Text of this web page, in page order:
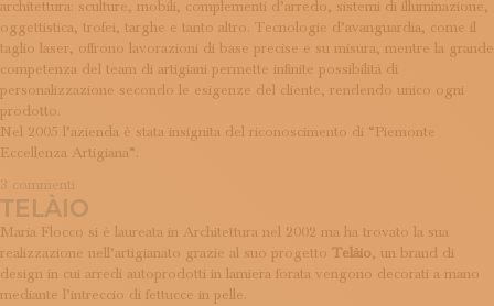
ISCRIVITI ALLA NEWSLETTER
SOSTIENICI
MAGAZINE
TUTTI I CONTENUTI
NEWS
INTERVISTE
ITINERARI
ISCRIVITI
LOGIN
architettura: sculture, mobili, complementi d’arredo, sistemi di illuminazione,
oggettistica, trofei, targhe e tanto altro. Tecnologie d’avanguardia, come il
taglio laser, offrono lavorazioni di base precise e su misura, mentre la grande
competenza del team di artigiani permette infinite possibilità di
personalizzazione secondo le esigenze del cliente, rendendo unico ogni
prodotto.
Nel 2005 l’azienda è stata insignita del riconoscimento di “Piemonte
Eccellenza Artigiana”.
3 commenti
Vibel
Design
TELÀIO
Maria Flocco si è laureata in Architettura nel 2002 ma ha trovato la sua
realizzazione nell’artigianato grazie al suo progetto Telàio, un brand di
design in cui arredi autoprodotti in lamiera forata vengono decorati a mano
mediante l’intreccio di fettucce in pelle.